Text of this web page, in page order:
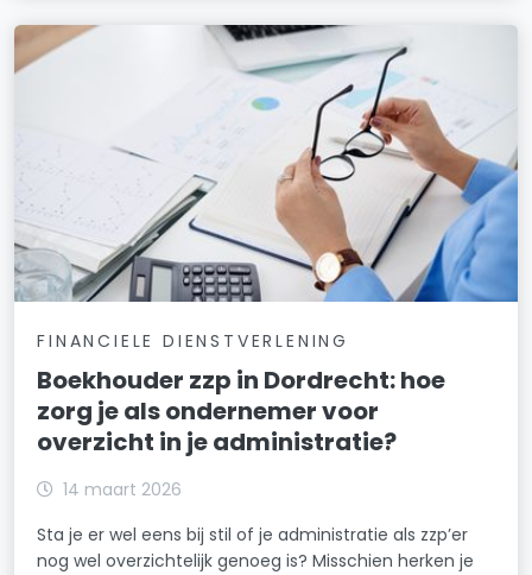
FINANCIELE DIENSTVERLENING
Boekhouder zzp in Dordrecht: hoe
zorg je als ondernemer voor
overzicht in je administratie?
14 maart 2026
Sta je er wel eens bij stil of je administratie als zzp’er
nog wel overzichtelijk genoeg is? Misschien herken je